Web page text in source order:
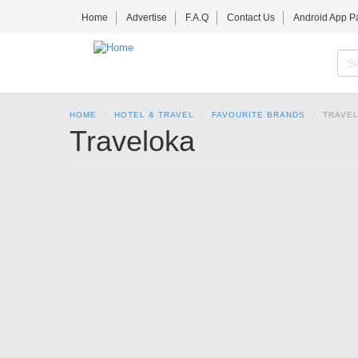
Home Advertise F.A.Q Contact Us Android App
HOME HOTEL & TRAVEL FAVOURITE BRANDS
Traveloka